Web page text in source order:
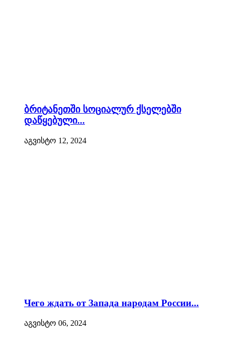
ბრიტანეთში სოციალურ ქსელებში
დაწყებული...
აგვისტო 12, 2024
Чего ждать от Запада народам России...
აგვისტო 06, 2024